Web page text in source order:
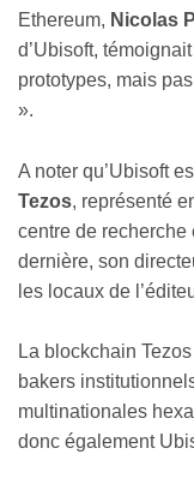
Ethereum, Nicolas
d’Ubisoft,
prototypes, mais
».
A noter qu’Ubisoft
Tezos, représenté
centre de
dernière, son
les locaux de
La blockchain
bakers
multinationales
donc également